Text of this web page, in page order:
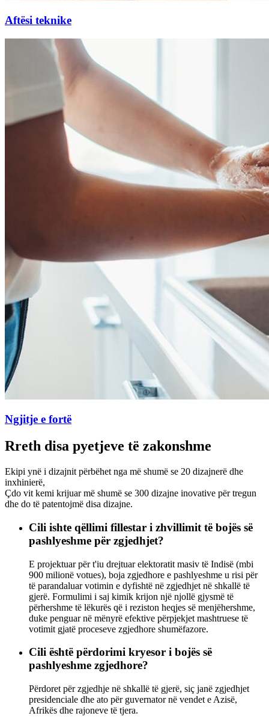
Aftësi teknike
Ngjitje e fortë
Rreth disa pyetjeve të zakonshme
Ekipi ynë i dizajnit përbëhet nga më shumë se 20 dizajnerë dhe
inxhinierë,
Çdo vit kemi krijuar më shumë se 300 dizajne inovative për tregun
dhe do të patentojmë disa dizajne.
Cili ishte qëllimi fillestar i zhvillimit të bojës së
pashlyeshme për zgjedhjet?
E projektuar për t'iu drejtuar elektoratit masiv të Indisë (mbi
900 milionë votues), boja zgjedhore e pashlyeshme u risi për
të parandaluar votimin e dyfishtë në zgjedhjet në shkallë të
gjerë. Formulimi i saj kimik krijon një njollë gjysmë të
përhershme të lëkurës që i reziston heqjes së menjëhershme,
duke penguar në mënyrë efektive përpjekjet mashtruese të
votimit gjatë proceseve zgjedhore shumëfazore.
Cili është përdorimi kryesor i bojës së
pashlyeshme zgjedhore?
Përdoret për zgjedhje në shkallë të gjerë, siç janë zgjedhjet
presidenciale dhe ato për guvernator në vendet e Azisë,
Afrikës dhe rajoneve të tjera.